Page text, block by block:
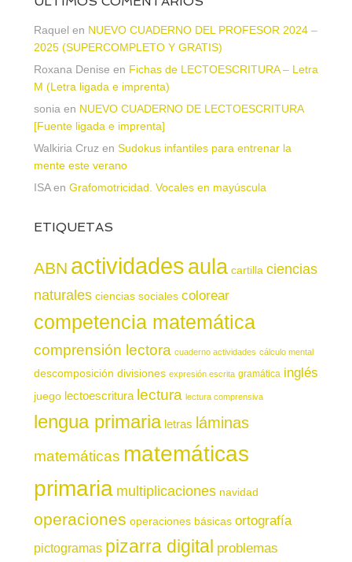
Raquel en NUEVO CUADERNO DEL PROFESOR 2024 –
2025 (SUPERCOMPLETO Y GRATIS)
Roxana Denise en Fichas de LECTOESCRITURA – Letra
M (Letra ligada e imprenta)
sonia en NUEVO CUADERNO DE LECTOESCRITURA
[Fuente ligada e imprenta]
Walkiria Cruz en Sudokus infantiles para entrenar la
mente este verano
ISAen Grafomotricidad. Vocales en mayúscula
ETIQUETAS
ABN actividadesaula cartilla ciencias
naturales ciencias sociales colorear
competencia matemática
comprensión lectora cuaderno actividades cálculo mental
descomposición divisiones expresión escrita gramática inglés
juego lectoescritura lectura lectura comprensiva
lengua primaria letras láminas
matemáticas matemáticas
primaria multiplicaciones navidad
operaciones operaciones básicas ortografía
pictogramas pizarra digital problemas